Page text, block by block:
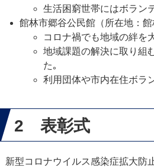
生活困窮世帯にはボラン
館林市郷谷公民館（所在地：館
コロナ禍でも地域の絆を
地域課題の解決に取り組
た｡
利用団体や市内在住ボラ
2 表彰式
新型コロナウイルス感染症拡大防